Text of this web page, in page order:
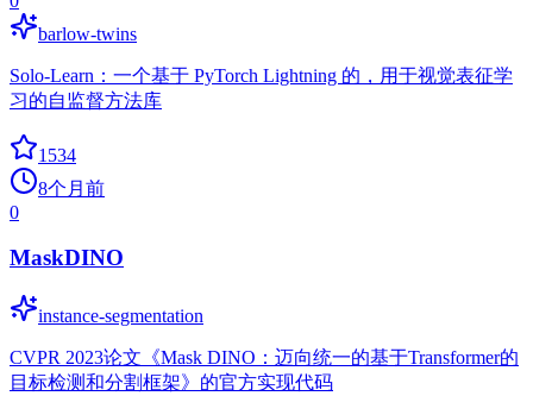
barlow-twins
Solo-Learn：一个基于 PyTorch Lightning 的，用于视觉表征学
习的自监督方法库
1534
8个月前
0
MaskDINO
instance-segmentation
CVPR 2023论文《Mask DINO：迈向统一的基于Transformer的
目标检测和分割框架》的官方实现代码